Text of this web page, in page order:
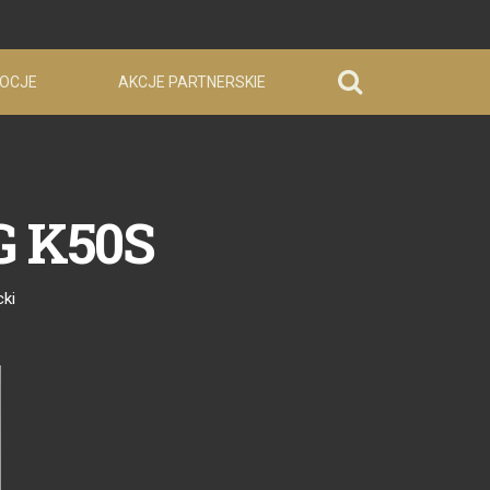
AKCJE PARTNERSKIE
K50S